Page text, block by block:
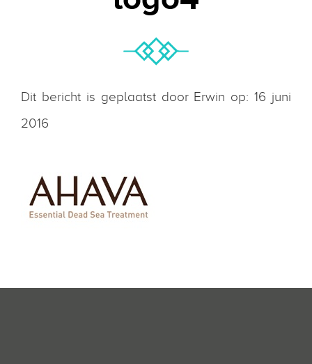
Dit bericht is geplaatst door Erwin op: 16 juni
2016